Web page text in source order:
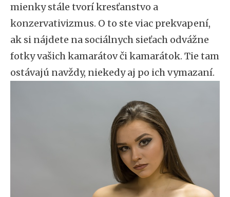
mienky stále tvorí kresťanstvo a
konzervativizmus. O to ste viac prekvapení,
ak si nájdete na sociálnych sieťach odvážne
fotky vašich kamarátov či kamarátok. Tie tam
ostávajú navždy, niekedy aj po ich vymazaní.